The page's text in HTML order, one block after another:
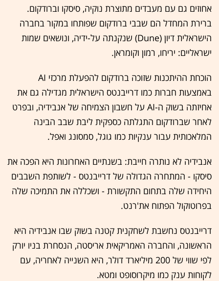
אחוזים גם עם מעבדים מתוצרת נוקיה, סיסקו וברודקום.
ברירת המחדל הם שבבי ברודקום שפותחו במקור בחברה
הישראלית דיון (Dune) שנקנתה על-ידיה, ונושאים שמות
ישראליים: יריחו, רמון וקומראן.
הוכחת ההיתכנות שזוכה ברודקום להפעלת מרכזי AI
באמצעות חברות כמו דרייבנטס הישראלית מגדילה גם את
אחיזתה בשוק ה-AI על חשבון הצמיחה של אנבידיה, ובפרט
לאחר שברודקום התגלתה כספקית ליבת שבב הבינה
המלאכותית עבור ענקיות כמו גוגל, סמסונג ואפל.
אנבידיה לא נותרה חייבת: בשנתיים האחרונות היא הפכה את
סיסקו - המתחרה הגדולה של דרייבנטס - לשותפת השבבים
היחידה שלה בתחום התקשורת - ושכללה את התמיכה שלה
בפרוטוקול הפתוח את'רנט.
דרייבנטס נחשבת לשחקנית קטנה בשוק שבו אנבידיה היא
הראשונה, והחברה האמריקאית אריסטה, הנסחרת בניו יורק
לפי שווי של 200 מיליארד דולר, היא השנייה לאחריה, עם
לקוחות ענק כמו מיקרוסופט ומטא.